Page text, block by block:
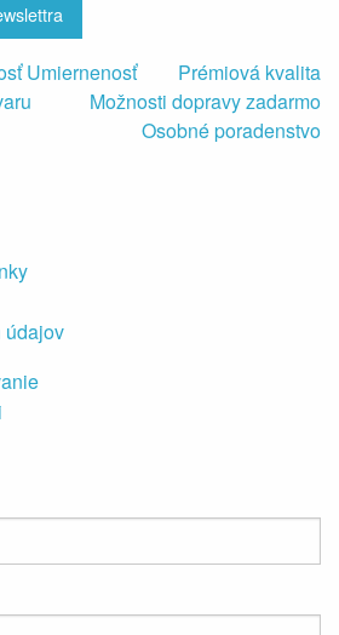
Umiernenosť
Prémiová kvalita
Možnosti dopravy zadarmo
Osobné poradenstvo
údajov